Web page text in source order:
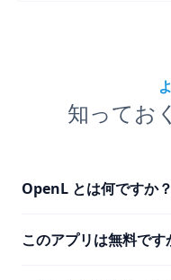
知ってお
OpenL とは何ですか？
このアプリは無料です